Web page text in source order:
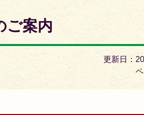
ご案内
更新日：
2
枚
の
ラ